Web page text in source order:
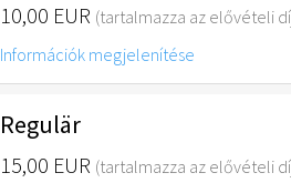
10,00 EUR (tartalmazza az elővételi
Információk megjelenítése
Regulär
15,00 EUR (tartalmazza az elővételi